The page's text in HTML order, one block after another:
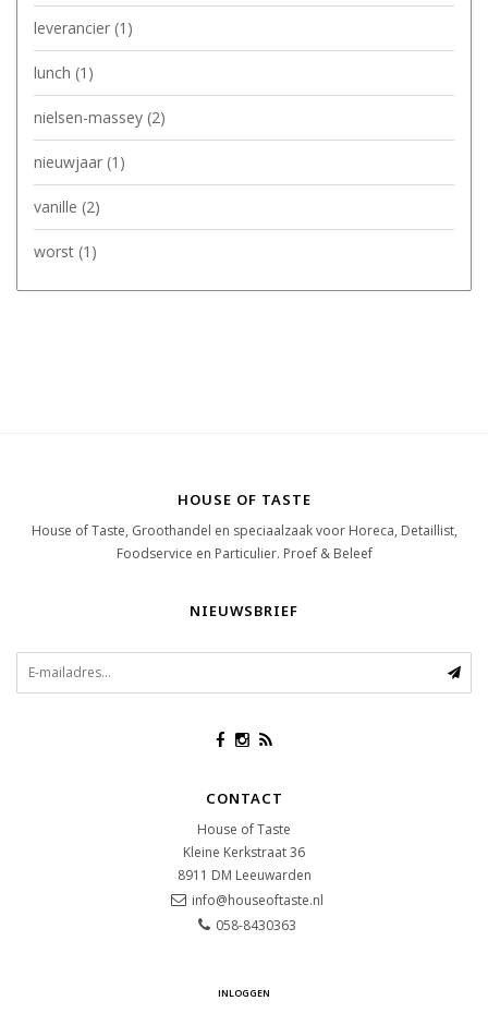
leverancier (1)
lunch (1)
nielsen-massey (2)
nieuwjaar (1)
vanille (2)
worst (1)
HOUSE OF TASTE
House of Taste, Groothandel en speciaalzaak voor Horeca, Detaillist,
Foodservice en Particulier. Proef & Beleef
NIEUWSBRIEF
CONTACT
House of Taste
Kleine Kerkstraat 36
8911 DM Leeuwarden
info@houseoftaste.nl
058-8430363
INLOGGEN